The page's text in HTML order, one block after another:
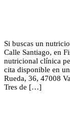
Si buscas un
Calle Santiago, en
nutricional clínica
cita disponible en
Rueda, 36, 47008
Tres de […]